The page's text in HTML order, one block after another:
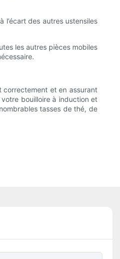
l’écart des autres ustensiles
les autres pièces mobiles
correctement et en assurant
bouilloire à induction et
tasses de thé, de